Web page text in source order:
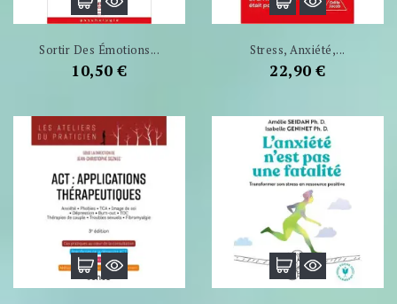
Sortir Des Émotions...
Prix
10,50 €
Stress, Anxiété,...
Prix
22,90 €